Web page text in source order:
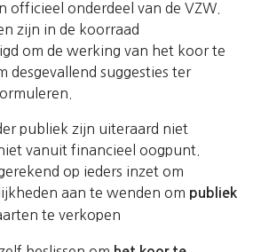
officieel onderdeel van de VZW.
zijn in de koorraad
om de werking van het koor te
desgevallend suggesties ter
publiek zijn uiteraard niet
vanuit financieel oogpunt.
op ieders inzet om
aan te wenden om publiek
te verkopen